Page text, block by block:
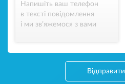
Напишіть ваш телефон
в тексті повідомлення
і ми зв’яжемося з вами
Відправити